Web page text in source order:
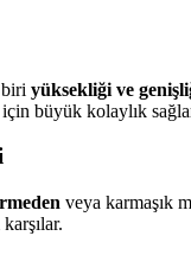
yüksekliği ve
büyük kolaylık
veya karmaşık